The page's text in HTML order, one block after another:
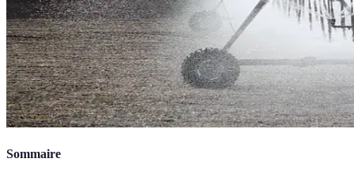
Sommaire